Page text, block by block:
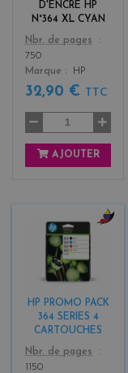
D'ENCRE HP
N°364 XL CYAN
Color
Nbr. de pages
750
Marque
HP
32,90 € TTC
AJOUTER
HP PROMO PACK
364 SERIES 4
CARTOUCHES
Color
k
+
3
Nbr. de pages
1150